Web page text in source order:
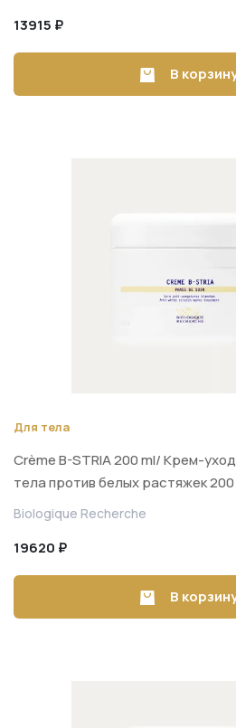
13915 ₽
В
Для тела
Crème B-STRIA 200 ml/ Крем-
тела против белых растяжек 200
Biologique Recherche
19620 ₽
В